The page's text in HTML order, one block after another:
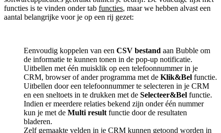
functies is te vinden onder tab functies, maar we hebben alvast een
aantal belangrijke voor je op een rij gezet:
Eenvoudig koppelen van een CSV bestand aan Bubble om
de informatie te kunnen tonen in de pop-up notificatie.
Uitbellen met één muisklik op een telefoonnummer in je
CRM, browser of ander programma met de Klik&Bel functie.
Uitbellen door een telefoonnummer te selecteren in je CRM
en een sneltoets in te drukken met de Selecteer&Bel functie.
Indien er meerdere relaties bekend zijn onder één nummer
kun je met de Multi result functie door de resultaten
bladeren.
Zelf gemaakte velden in je CRM kunnen getoond worden in